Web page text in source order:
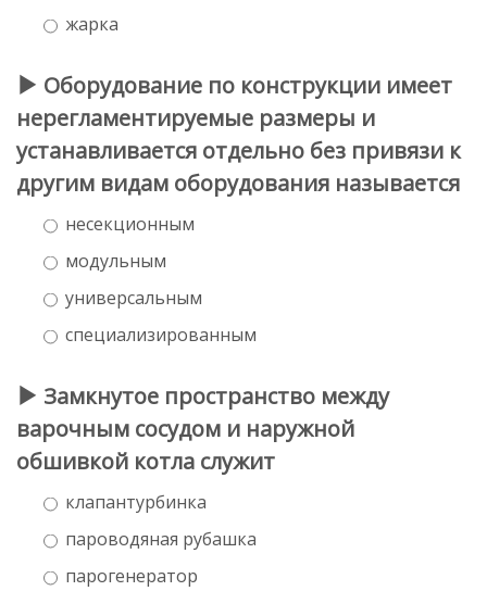
жарка
Оборудование по конструкции имеет
нерегламентируемые размеры и
устанавливается отдельно без привязи к
другим видам оборудования называется
несекционным
модульным
универсальным
специализированным
Замкнутое пространство между
варочным сосудом и наружной
обшивкой котла служит
клапантурбинка
пароводяная рубашка
парогенератор